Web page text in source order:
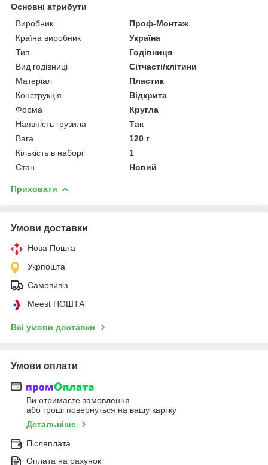
Основні атрибути
Виробник
Проф-Монтаж
Країна виробник
Україна
Тип
Годівниця
Вид годівниці
Сітчасті/клітини
Матеріал
Пластик
Конструкція
Відкрита
Форма
Кругла
Наявність грузила
Так
Вага
120 г
Кількість в наборі
1
Стан
Новий
Приховати
Умови доставки
Нова Пошта
Укрпошта
Самовивіз
Meest ПОШТА
Всі умови доставки
Умови оплати
Ви отримаєте замовлення
або гроші повернуться на вашу картку
Детальніше
Післяплата
Оплата на рахунок